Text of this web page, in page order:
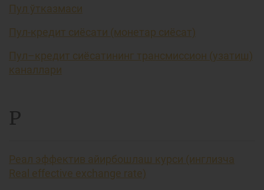
Пул ўтказмаси
Пул-кредит сиёсати (монетар сиёсат)
Пул–кредит сиёсатининг трансмиссион (узатиш)
каналлари
Р
Реал эффектив айирбошлаш курси (инглизча
Real effective exchange rate)